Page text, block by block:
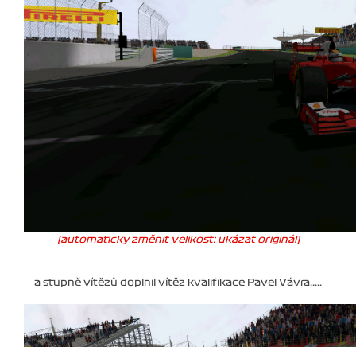
(automaticky změnit velikost: ukázat originál)
a stupně vítězů doplnil vítěz kvalifikace Pavel Vávra.....